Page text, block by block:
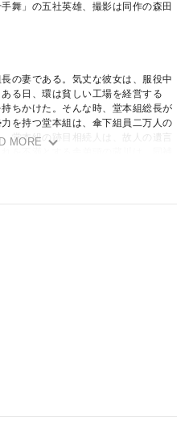
舞」の五社英雄、撮影は同作の森田
の妻である。気丈な彼女は、服役中
る日、環は貧しい工場を経営する
ちかけた。そんな時、堂本組総長が
を持つ堂本組は、傘下組員二万人の
堂本組の跡目相続人は、故人の遺言
下系列の名古屋の杉田組組長の杉田
田は兄弟分の川瀬組組長・川瀬と共
た。ある日、柿沼が射殺された。す
、子分に囲まれながら結婚式を挙げ
刑事たちに逮捕された。真琴のもと
れた。ある夜、粟津組系組長の妻た
しかねないと案じた堂本の妻、絹江
告げる。環は小磯の妻、泰子の手を
族と海水浴を楽しむ小磯の前で、自
粟津が堂本の三代目に決定。大阪に
MORE